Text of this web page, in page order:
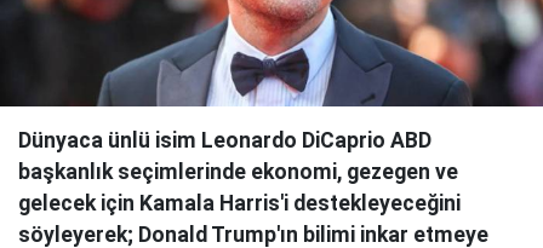
Dünyaca ünlü isim Leonardo DiCaprio ABD
başkanlık seçimlerinde ekonomi, gezegen ve
gelecek için Kamala Harris'i destekleyeceğini
söyleyerek; Donald Trump'ın bilimi inkar etmeye